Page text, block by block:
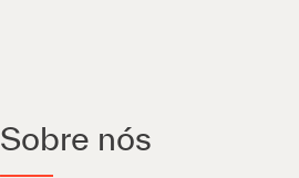
Sobre nós